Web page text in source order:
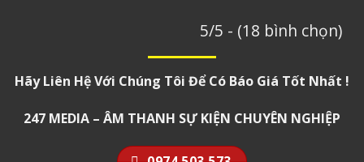
5/5 - (18 bình chọn)
Hãy Liên Hệ Với Chúng Tôi Để Có Báo Giá Tốt Nhất !
247 MEDIA – ÂM THANH SỰ KIỆN CHUYÊN NGHIỆP